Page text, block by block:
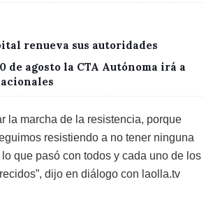
renueva sus autoridades
de agosto la CTA Autónoma irá a
la marcha de la resistencia, porque
resistiendo a no tener ninguna
que pasó con todos y cada uno de los
dijo en diálogo con laolla.tv